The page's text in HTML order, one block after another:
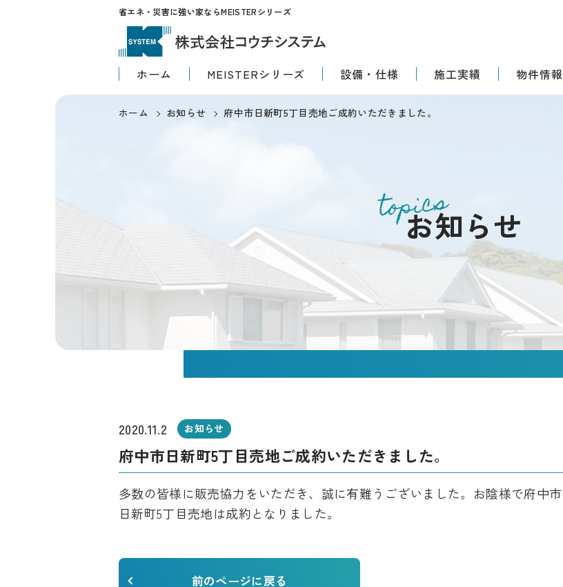
省エネ・災害に強い家ならMEISTERシリーズ
ホーム MEISTERシリーズ 設備・仕様 施工実績 物件情報
ホーム お知らせ 府中市日新町5丁目売地ご成約いただきました。
topics
お知らせ
2020.11.2 お知らせ
府中市日新町5丁目売地ご成約いただきました。
多数の皆様に販売協力をいただき、誠に有難うございました。お陰様で府中市
日新町5丁目売地は成約となりました。
前のページに戻る